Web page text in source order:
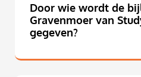
Door wie wordt de
Gravenmoer van
gegeven?